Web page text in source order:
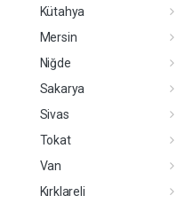
Kütahya
Mersin
Niğde
Sakarya
Sivas
Tokat
Van
Kırklareli